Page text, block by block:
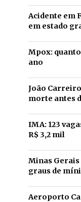
Acidente em
em estado
Mpox:
ano
João
morte antes
IMA: 123
R$ 3,2 mil
Minas Gerais
graus de
Aeroporto